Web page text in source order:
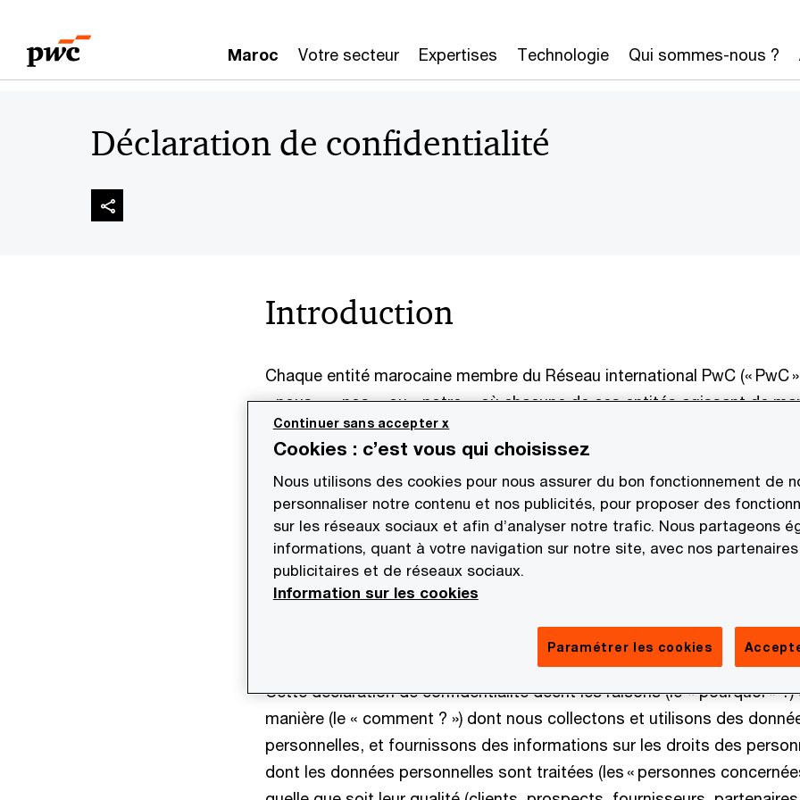
contenu
de
Maroc Votre secteur Expertises Technologie Qui sommes-nous ?
Déclaration de confidentialité
Introduction
Chaque entité marocaine membre du Réseau international PwC (« PwC
« nous », « nos », ou « notre », où chacune de ces entités agissant de
indépendante et distincte des autres entités) est fortement engagée
protection des données à caractère personnel.
Les données à caractère personnel (ou « données personnelles »)
information relative à une personne physique identifiée ou identifiable.
définition étant très large, il faut retenir comme étant à caractère
toute donnée dès lors que l’identification de la personne est possible
permettant même indirectement son identification (telle qu’une
Cette déclaration de confidentialité décrit les raisons (le « pourquoi » ?)
manière (le « comment ? ») dont nous collectons et utilisons des
personnelles, et fournissons des informations sur les droits des
dont les données personnelles sont traitées (les « personnes
Cookies : c’est vous qui choisissez
Nous utilisons des cookies pour nous assurer du bon fonctionnement de
personnaliser notre contenu et nos publicités, pour proposer des
sur les réseaux sociaux et afin d’analyser notre trafic. Nous partageons
informations, quant à votre navigation sur notre site, avec nos
publicitaires et de réseaux sociaux.
Information sur les cookies
Paramétrer les cookies
Continuer sans accepter x